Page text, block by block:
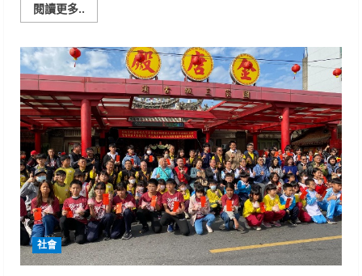
閱讀更多..
more
市
新
增
2
例
登
革
熱
境
外
移
入
病
例
社會